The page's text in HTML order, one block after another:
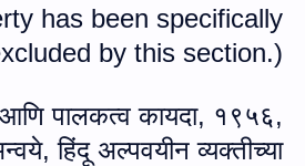
has been specifically
by this section.)
आणि पालकत्व कायदा, १९५६,
हिंदू अल्पवयीन व्यक्तीच्या